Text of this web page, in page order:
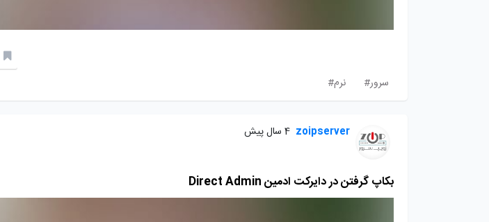
سرور#
نرم#
zoipserver 4 سال پیش
بکاپ گرفتن در دایرکت ادمین Direct Admin